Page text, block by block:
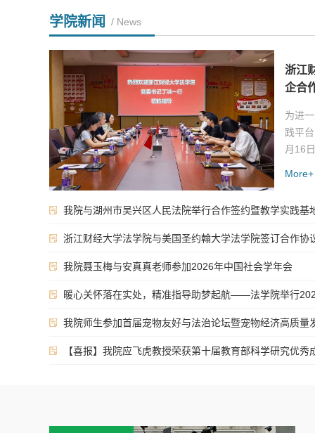
学院新闻 / News
浙江
企合
为进
践平
月16
养、
交流
业宣...
More+
我院与湖州市吴兴区人民法院举行合作签约暨教学实践基
浙江财经大学法学院与美国圣约翰大学法学院签订合作协
我院聂玉梅与安真真老师参加2026年中国社会学年会
暖心关怀落在实处，精准指导助梦起航——法学院举行2023
我院师生参加首届宠物友好与法治论坛暨宠物经济高质量发展与
【喜报】我院应飞虎教授荣获第十届教育部科学研究优